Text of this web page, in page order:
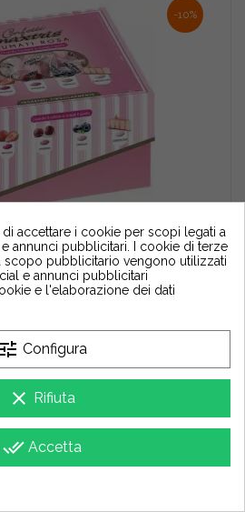
-10%
Anteprima
Vassoio Maxtris Sfumati Rosa confetti rosa sfumati 500 g
€ 15,14 €
accettare i cookie per scopi legati a
annunci pubblicitari. I cookie di terze
scopo pubblicitario vengono utilizzati
e annunci pubblicitari
e l'elaborazione dei dati
tune Configura
clear Rifiuta
done_all Accetta